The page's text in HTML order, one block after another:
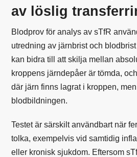
av löslig
Blodprov för analys av sTfR
utredning av järnbrist och blodbrist
kan bidra till att skilja mellan
kroppens järndepåer är tömda,
där järn finns lagrat i kroppen,
blodbildningen.
Testet är särskilt användbart när
tolka, exempelvis vid samtidig
eller kronisk sjukdom. Eftersom